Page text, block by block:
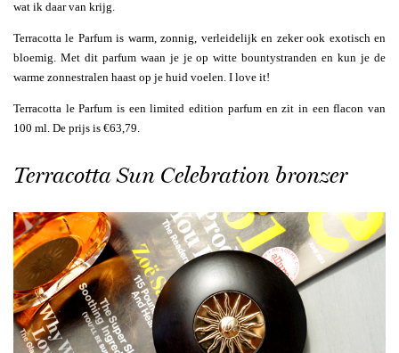
wat ik daar van krijg.
Terracotta le Parfum is warm, zonnig, verleidelijk en zeker ook exotisch en
bloemig. Met dit parfum waan je je op witte bountystranden en kun je de
warme zonnestralen haast op je huid voelen. I love it!
Terracotta le Parfum is een limited edition parfum en zit in een flacon van
100 ml. De prijs is €63,79.
Terracotta Sun Celebration bronzer